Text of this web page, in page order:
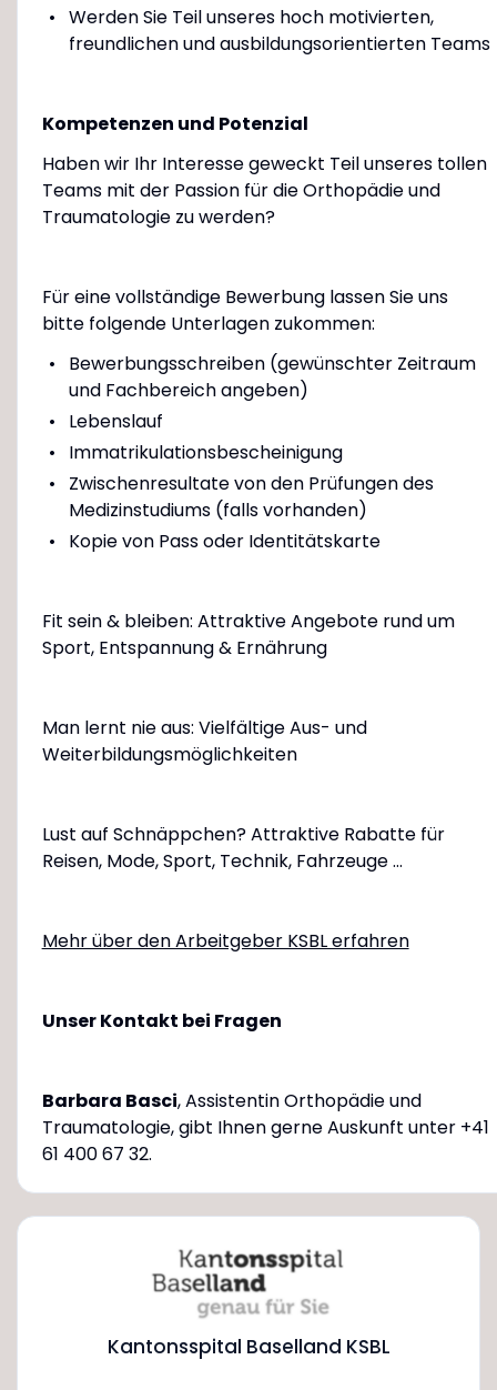
Werden Sie Teil unseres hoch motivierten,
freundlichen und ausbildungsorientierten Teams
Kompetenzen und Potenzial
Haben wir Ihr Interesse geweckt Teil unseres tollen
Teams mit der Passion für die Orthopädie und
Traumatologie zu werden?
Für eine vollständige Bewerbung lassen Sie uns
bitte folgende Unterlagen zukommen:
Bewerbungsschreiben (gewünschter Zeitraum
und Fachbereich angeben)
Lebenslauf
Immatrikulationsbescheinigung
Zwischenresultate von den Prüfungen des
Medizinstudiums (falls vorhanden)
Kopie von Pass oder Identitätskarte
Fit sein & bleiben: Attraktive Angebote rund um
Sport, Entspannung & Ernährung
Man lernt nie aus: Vielfältige Aus- und
Weiterbildungsmöglichkeiten
Lust auf Schnäppchen? Attraktive Rabatte für
Reisen, Mode, Sport, Technik, Fahrzeuge ...
Mehr über den Arbeitgeber KSBL erfahren
Unser Kontakt bei Fragen
Barbara Basci, Assistentin Orthopädie und
Traumatologie, gibt Ihnen gerne Auskunft unter +41
61 400 67 32.
Kantonsspital Baselland KSBL